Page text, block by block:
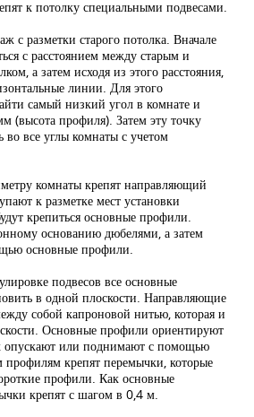
к потолку специальными подвесами.
с разметки старого потолка. Вначале
с расстоянием между старым и
а затем исходя из этого расстояния,
линии. Для этого
самый низкий угол в комнате и
(высота профиля). Затем эту точку
во все углы комнаты с учетом
комнаты крепят направляющий
к разметке мест установки
крепиться основные профили.
основанию дюбелями, а затем
основные профили.
подвесов все основные
в одной плоскости. Направляющие
собой капроновой нитью, которая и
Основные профили ориентируют
опускают или поднимают с помощью
крепят перемычки, которые
профили. Как основные
крепят с шагом в 0,4 м.